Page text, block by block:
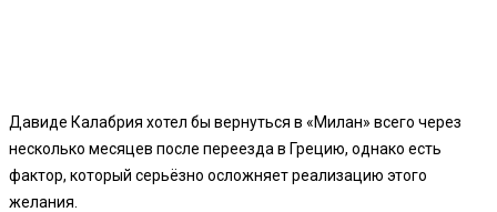
Давиде Калабрия хотел бы вернуться в «Милан» всего через
несколько месяцев после переезда в Грецию, однако есть
фактор, который серьёзно осложняет реализацию этого
желания.